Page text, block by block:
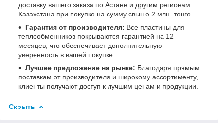
доставку вашего заказа по Астане и другим регионам
Казахстана при покупке на сумму свыше 2 млн. тенге.
Гарантия от производителя: Все пластины для
теплообменников покрываются гарантией на 12
месяцев, что обеспечивает дополнительную
уверенность в вашей покупке.
Лучшее предложение на рынке: Благодаря прямым
поставкам от производителя и широкому ассортименту,
клиенты получают доступ к лучшим ценам и продукции.
Скрыть